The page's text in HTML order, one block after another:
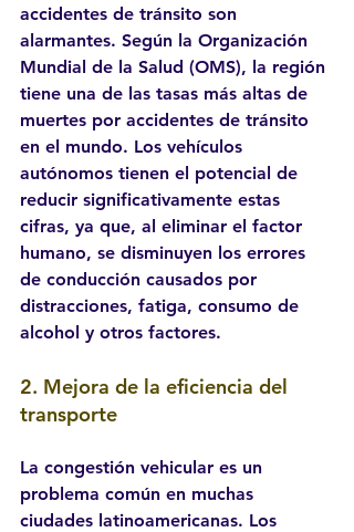
accidentes de tránsito son
alarmantes. Según la Organización
Mundial de la Salud (OMS), la región
tiene una de las tasas más altas de
muertes por accidentes de tránsito
en el mundo. Los vehículos
autónomos tienen el potencial de
reducir significativamente estas
cifras, ya que, al eliminar el factor
humano, se disminuyen los errores
de conducción causados por
distracciones, fatiga, consumo de
alcohol y otros factores.
2. Mejora de la eficiencia del
transporte
La congestión vehicular es un
problema común en muchas
ciudades latinoamericanas. Los